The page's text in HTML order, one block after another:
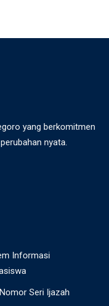
yang berkomitmen
nyata.
Informasi
Seri Ijazah